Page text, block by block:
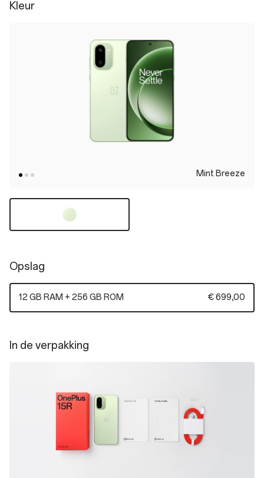
Kleur
Mint Breeze
Opslag
12 GB RAM + 256 GB ROM € 699,00
In de verpakking